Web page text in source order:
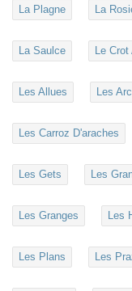
La Plagne La
La Saulce Le
Les Allues Les
Les Carroz D'araches
Les Gets Les
Les Granges Les
Les Plans Les